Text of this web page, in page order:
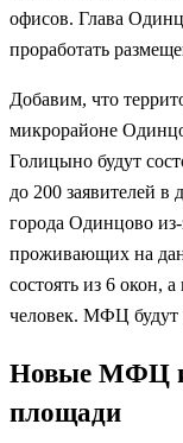
офисов. Глава
проработать
Добавим, что
микрорайоне
Голицыно будут
до 200 заявителей
города Одинцово
проживающих на
состоять из 6 окон,
человек. МФЦ будут
Новые МФЦ и
площади